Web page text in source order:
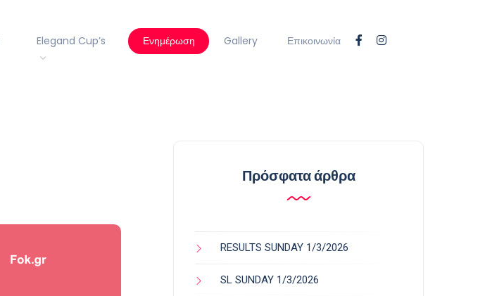
Elegand Cup’s Ενημέρωση Gallery Επικοινωνία
Πρόσφατα άρθρα
RESULTS SUNDAY 1/3/2026
SL SUNDAY 1/3/2026